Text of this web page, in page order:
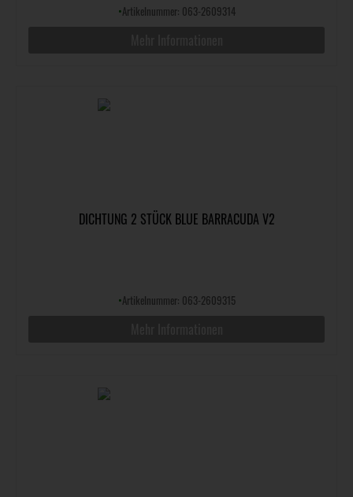
•Artikelnummer: 063-2609314
DICHTUNG 2 STÜCK BLUE BARRACUDA V2
•Artikelnummer: 063-2609315